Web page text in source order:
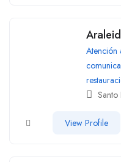
Atención
Santo
View Profile